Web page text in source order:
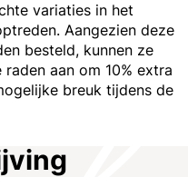
variaties in het
Aangezien deze
besteld, kunnen ze
aan om 10% extra
breuk tijdens de